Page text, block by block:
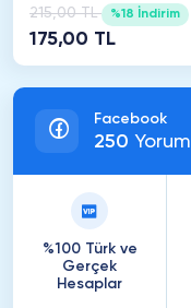
215,00 TL %18 İndirim
175,00 TL
Facebook
250 Yorum
%100 Türk ve
Gerçek
Hesaplar